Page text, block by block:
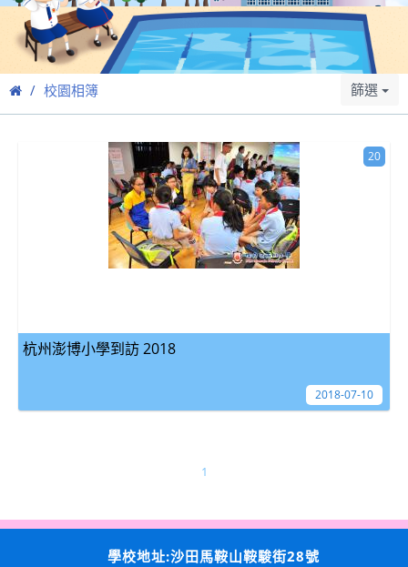
校園相簿 篩選
杭州澎博小學到訪 2018
20
2018-07-10
1
學校地址:沙田馬鞍山鞍駿街28號